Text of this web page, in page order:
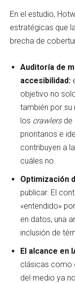
En el estudio,
estratégicas que
brecha de
Auditoría de
accesibilidad:
objetivo no
también por su
los crawlersde
prioritarios e
contribuyen a
cuáles no.
Optimización
publicar. El
«entendido»
en datos, una
inclusión de
El alcance en
clásicas como
del medio ya